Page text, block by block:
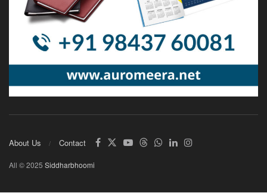
About Us Contact
All © 2025 Siddharbhoomi